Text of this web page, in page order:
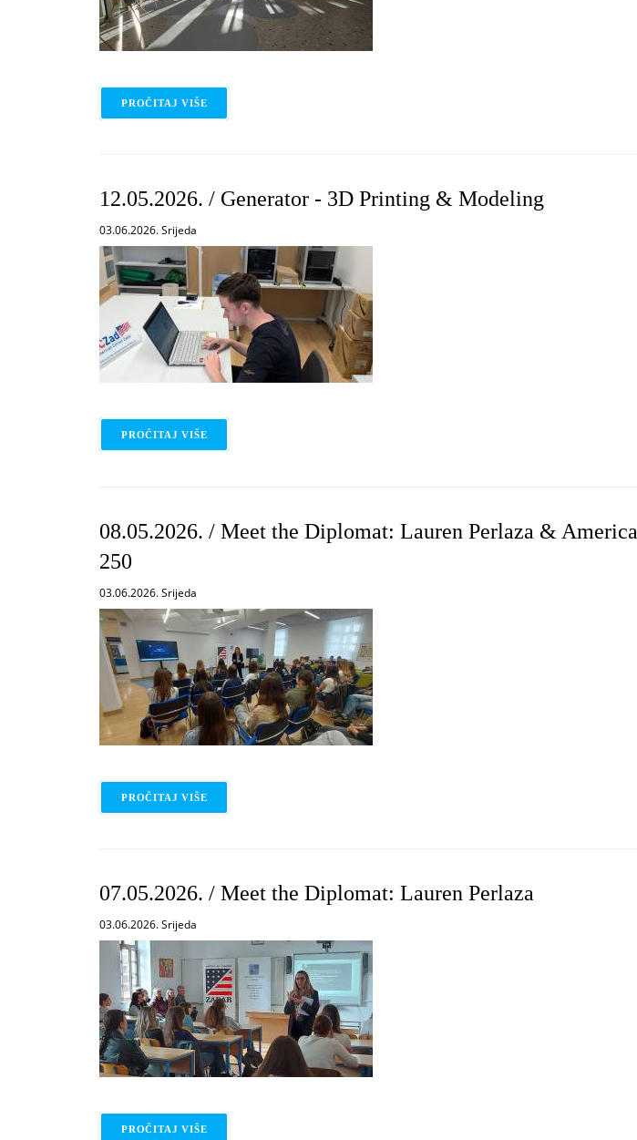
PROČITAJ VIŠE
12.05.2026. / Generator - 3D Printing & Modeling
03.06.2026. Srijeda
PROČITAJ VIŠE
08.05.2026. / Meet the Diplomat: Lauren Perlaza & America
250
03.06.2026. Srijeda
PROČITAJ VIŠE
07.05.2026. / Meet the Diplomat: Lauren Perlaza
03.06.2026. Srijeda
PROČITAJ VIŠE